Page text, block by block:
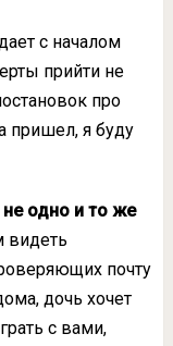
с началом
прийти не
про
пришел, я буду
одно и то же
видеть
почту
дочь хочет
с вами,